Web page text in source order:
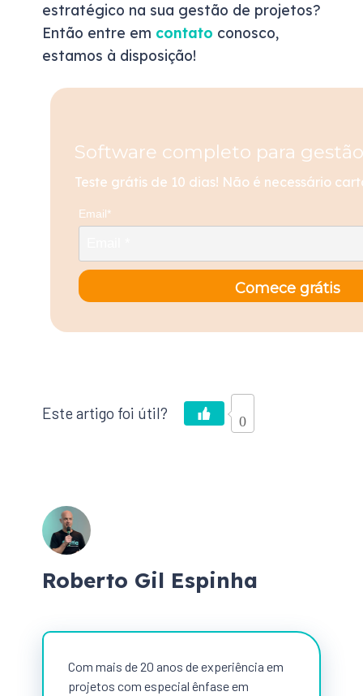
estratégico na sua gestão de projetos?
Então entre em contato conosco,
estamos à disposição!
Software completo para
Teste grátis de 10 dias! Não é necessário
Email*
Comece grátis
0
Roberto Gil Espinha
Com mais de 20 anos de experiência em
projetos com especial ênfase em